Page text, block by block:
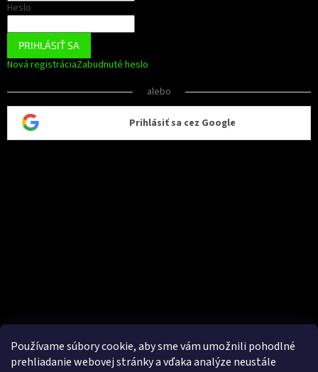
Používame súbory cookie, aby sme vám umožnili pohodlné
prehliadanie webovej stránky a vďaka analýze neustále
Heslo
PRIHLÁSIŤ SA
Nová registráciaZabudnuté heslo
alebo
Prihlásiť sa cez Google